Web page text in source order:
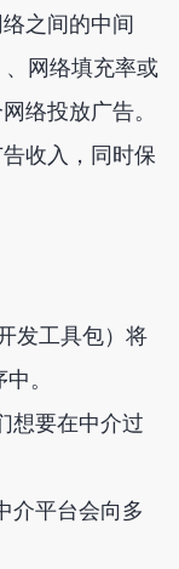
之间的中间
网络填充率或
络投放广告。
收入，同时保
发工具包）将
。
想要在中介过
介平台会向多